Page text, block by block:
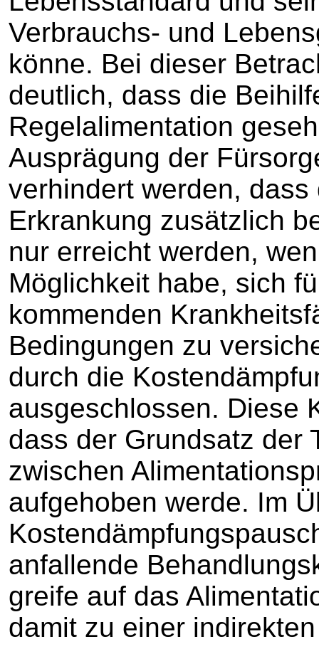
Verbrauchs- und
könne. Bei dieser
deutlich, dass die
Regelalimentation
Ausprägung der
verhindert werden,
Erkrankung zusätzlich
nur erreicht werden,
Möglichkeit habe, sich
kommenden
Bedingungen zu
durch die
ausgeschlossen. Diese
dass der Grundsatz der
zwischen
aufgehoben werde. Im
anfallende
greife auf das
damit zu einer